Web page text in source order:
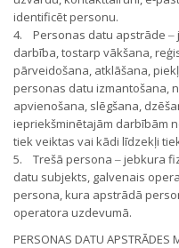
identificēt personu.
4. Personas datu apstrāde ‒
darbība, tostarp vākšana,
pārveidošana, atklāšana,
personas datu izmantošana,
apvienošana, slēgšana,
iepriekšminētajām darbībām
tiek veiktas vai kādi līdzekļi
5. Trešā persona ‒ jebkura
datu subjekts, galvenais
persona, kura apstrādā
operatora uzdevumā.
PERSONAS DATU APSTRĀDES